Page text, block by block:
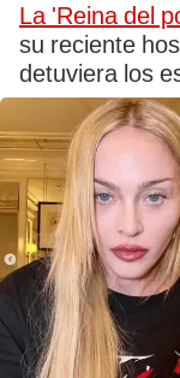
La 'Reina del
su reciente
detuviera los